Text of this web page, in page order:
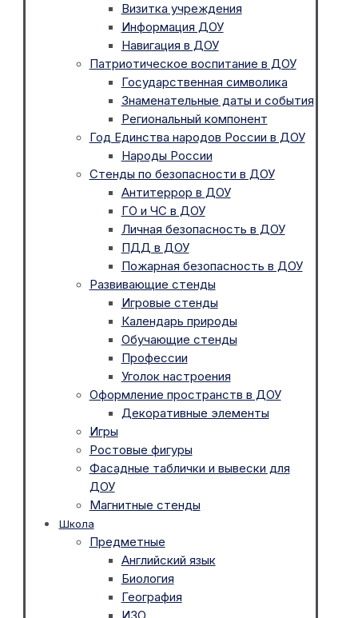
Визитка учреждения
Информация ДОУ
Навигация в ДОУ
Патриотическое воспитание в ДОУ
Государственная символика
Знаменательные даты и события
Региональный компонент
Год Единства народов России в ДОУ
Народы России
Стенды по безопасности в ДОУ
Антитеррор в ДОУ
ГО и ЧС в ДОУ
Личная безопасность в ДОУ
ПДД в ДОУ
Пожарная безопасность в ДОУ
Развивающие стенды
Игровые стенды
Календарь природы
Обучающие стенды
Профессии
Уголок настроения
Оформление пространств в ДОУ
Декоративные элементы
Игры
Ростовые фигуры
Фасадные таблички и вывески для
ДОУ
Магнитные стенды
Школа
Предметные
Английский язык
Биология
География